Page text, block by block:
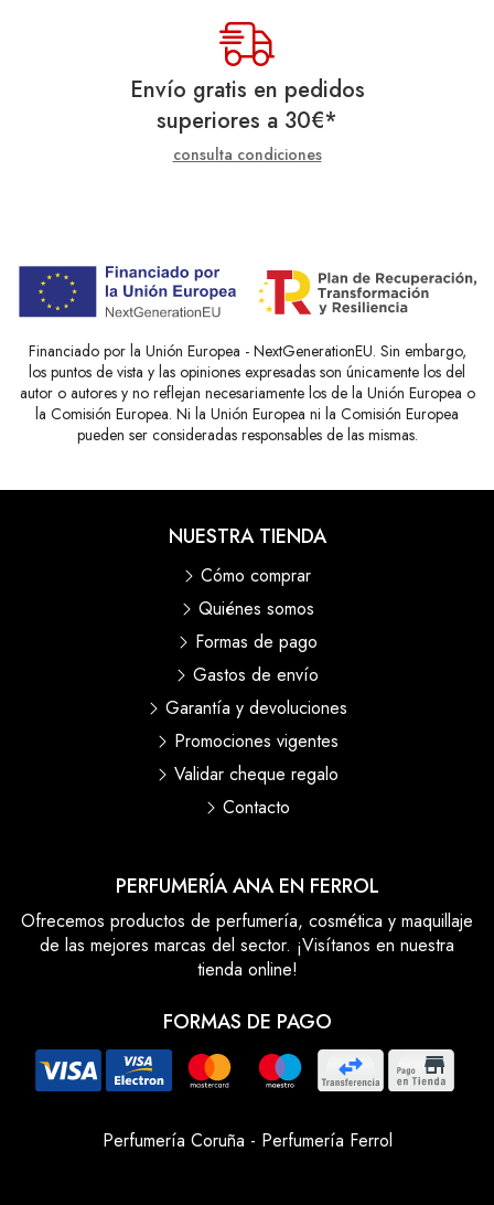
Envío gratis en pedidos
superiores a 30€*
consulta condiciones
Financiado por la Unión Europea - NextGenerationEU. Sin embargo,
los puntos de vista y las opiniones expresadas son únicamente los del
autor o autores y no reflejan necesariamente los de la Unión Europea o
la Comisión Europea. Ni la Unión Europea ni la Comisión Europea
pueden ser consideradas responsables de las mismas.
PERFUMERÍA ANA EN FERROL
Ofrecemos productos de perfumería, cosmética y maquillaje
de las mejores marcas del sector. ¡Visítanos en nuestra
tienda online!
FORMAS DE PAGO
NUESTRA TIENDA
Cómo comprar
Quiénes somos
Formas de pago
Gastos de envío
Garantía y devoluciones
Promociones vigentes
Validar cheque regalo
Contacto
Perfumería Coruña - Perfumería Ferrol